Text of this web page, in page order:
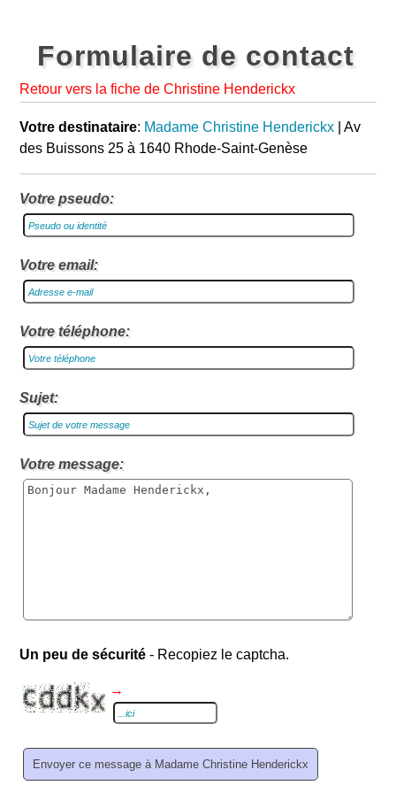
Formulaire de contact
Retour vers la fiche de Christine Henderickx
Votre destinataire: Madame Christine Henderickx | Av
des Buissons 25 à 1640 Rhode-Saint-Genèse
Votre pseudo:
Votre email:
Votre téléphone:
Sujet:
Votre message:
Un peu de sécurité - Recopiez le captcha.
→